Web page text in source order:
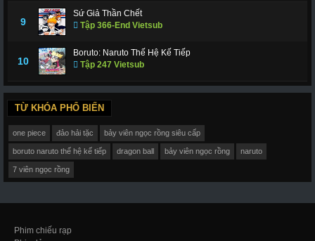
9
Sứ Giả Thần Chết
Tập 366-End Vietsub
10
Boruto: Naruto Thế Hệ Kế Tiếp
Tập 247 Vietsub
TỪ KHÓA PHỔ BIẾN
one piece đảo hải tặc bảy viên ngọc rồng siêu cấp
boruto naruto thế hệ kế tiếp dragon ball bảy viên ngọc rồng naruto
7 viên ngọc rồng
Phim chiếu rạp